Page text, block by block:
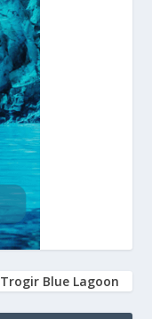
Trogir Blue Lagoon